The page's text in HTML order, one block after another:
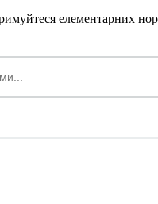
елементарних